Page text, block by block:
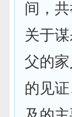
间，
关于
父的
的见